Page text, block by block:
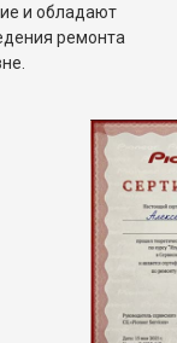
и обладают
ремонта